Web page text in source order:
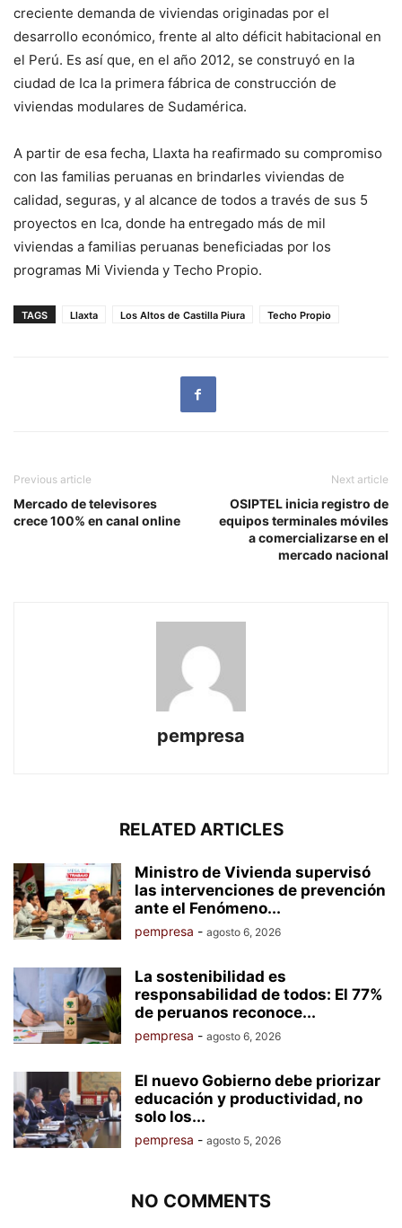
creciente demanda de viviendas originadas por el
desarrollo económico, frente al alto déficit habitacional en
el Perú. Es así que, en el año 2012, se construyó en la
ciudad de Ica la primera fábrica de construcción de
viviendas modulares de Sudamérica.
A partir de esa fecha, Llaxta ha reafirmado su compromiso
con las familias peruanas en brindarles viviendas de
calidad, seguras, y al alcance de todos a través de sus 5
proyectos en Ica, donde ha entregado más de mil
viviendas a familias peruanas beneficiadas por los
programas Mi Vivienda y Techo Propio.
TAGS Llaxta Los Altos de Castilla Piura Techo Propio
Previous article
Mercado de televisores
crece 100% en canal online
Next article
OSIPTEL inicia registro de
equipos terminales móviles
a comercializarse en el
mercado nacional
pempresa
RELATED ARTICLES
Ministro de Vivienda supervisó
las intervenciones de prevención
ante el Fenómeno...
pempresa - agosto 6, 2026
La sostenibilidad es
responsabilidad de todos: El 77%
de peruanos reconoce...
pempresa - agosto 6, 2026
El nuevo Gobierno debe priorizar
educación y productividad, no
solo los...
pempresa - agosto 5, 2026
NO COMMENTS